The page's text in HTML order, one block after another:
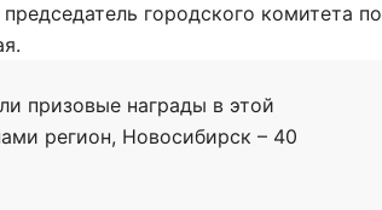
городского комитета по
призовые награды в этой
регион, Новосибирск – 40